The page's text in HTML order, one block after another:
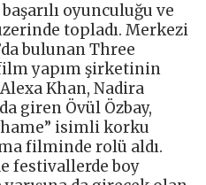
oyunculuğu ve
topladı. Merkezi
bulunan Three
yapım şirketinin
Khan, Nadira
giren Övül Özbay,
isimli korku
filminde rolü aldı.
festivallerde boy